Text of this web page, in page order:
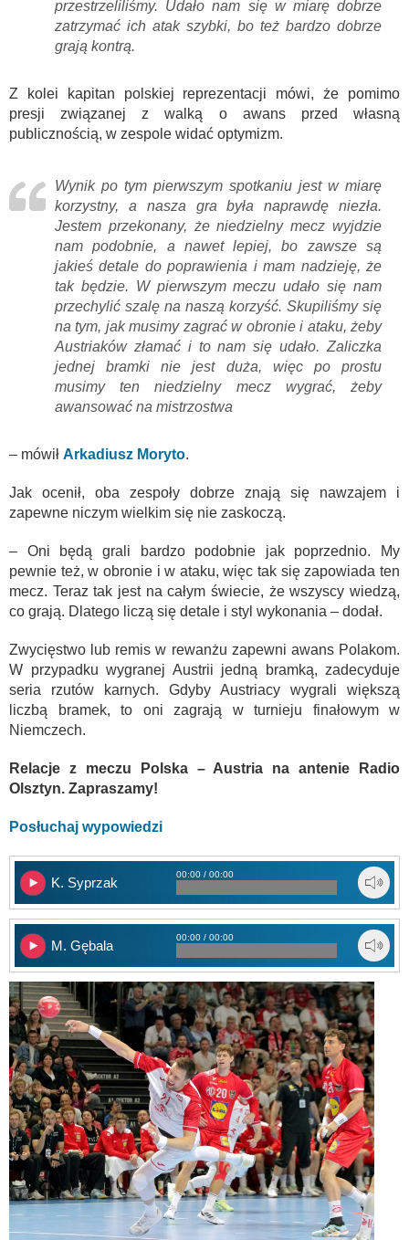
przestrzeliliśmy. Udało nam się w miarę dobrze
zatrzymać ich atak szybki, bo też bardzo dobrze
grają kontrą.
Z kolei kapitan polskiej reprezentacji mówi, że pomimo
presji związanej z walką o awans przed własną
publicznością, w zespole widać optymizm.
Wynik po tym pierwszym spotkaniu jest w miarę
korzystny, a nasza gra była naprawdę niezła.
Jestem przekonany, że niedzielny mecz wyjdzie
nam podobnie, a nawet lepiej, bo zawsze są
jakieś detale do poprawienia i mam nadzieję, że
tak będzie. W pierwszym meczu udało się nam
przechylić szalę na naszą korzyść. Skupiliśmy się
na tym, jak musimy zagrać w obronie i ataku, żeby
Austriaków złamać i to nam się udało. Zaliczka
jednej bramki nie jest duża, więc po prostu
musimy ten niedzielny mecz wygrać, żeby
awansować na mistrzostwa
– mówił Arkadiusz Moryto.
Jak ocenił, oba zespoły dobrze znają się nawzajem i
zapewne niczym wielkim się nie zaskoczą.
– Oni będą grali bardzo podobnie jak poprzednio. My
pewnie też, w obronie i w ataku, więc tak się zapowiada ten
mecz. Teraz tak jest na całym świecie, że wszyscy wiedzą,
co grają. Dlatego liczą się detale i styl wykonania – dodał.
Zwycięstwo lub remis w rewanżu zapewni awans Polakom.
W przypadku wygranej Austrii jedną bramką, zadecyduje
seria rzutów karnych. Gdyby Austriacy wygrali większą
liczbą bramek, to oni zagrają w turnieju finałowym w
Niemczech.
Relacje z meczu Polska – Austria na antenie Radio
Olsztyn. Zapraszamy!
Posłuchaj wypowiedzi
K. Syprzak
00:00 / 00:00
M. Gębala
00:00 / 00:00